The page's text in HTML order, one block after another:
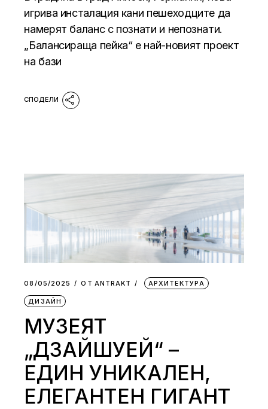
игрива инсталация кани пешеходците да
намерят баланс с познати и непознати.
„Балансираща пейка“ е най-новият проект
на бази
08/05/2025 ОТ АNTRAKT АРХИТЕКТУРА
ДИЗАЙН
МУЗЕЯТ
„ДЗАЙШУЕЙ“ –
ЕДИН УНИКАЛЕН,
ЕЛЕГАНТЕН ГИГАНТ